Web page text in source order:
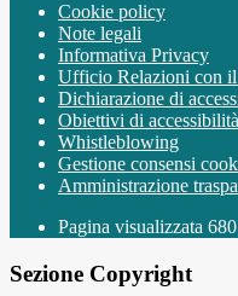
Cookie policy
Note legali
Informativa Privacy
Ufficio Relazioni con
Dichiarazione di
Obiettivi di accessibilità
Whistleblowing
Gestione consensi
Amministrazione
Pagina visualizzata 680
Sezione Copyright